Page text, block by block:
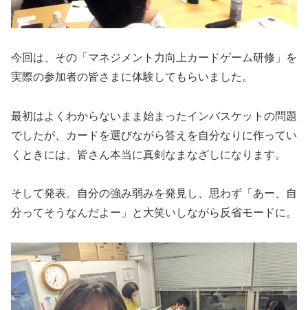
今回は、その「マネジメント力向上カードゲーム研修」を
実際の参加者の皆さまに体験してもらいました。
最初はよくわからないまま始まったインバスケットの問題
でしたが、カードを選びながら答えを自分なりに作ってい
くときには、皆さん本当に真剣なまなざしになります。
そして発表。自分の強み弱みを発見し、思わず「あー、自
分ってそうなんだよー」と大笑いしながら反省モードに。